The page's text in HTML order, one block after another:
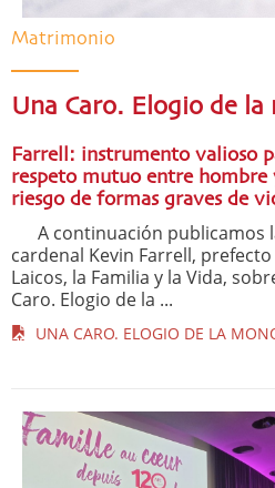
Matrimonio
Una Caro. Elogio de la
Farrell: instrumento valioso
respeto mutuo entre hombre
riesgo de formas graves de
A continuación publicamos
cardenal Kevin Farrell,
Laicos, la Familia y la Vida,
Caro. Elogio de la ...
UNA CARO. ELOGIO DE LA